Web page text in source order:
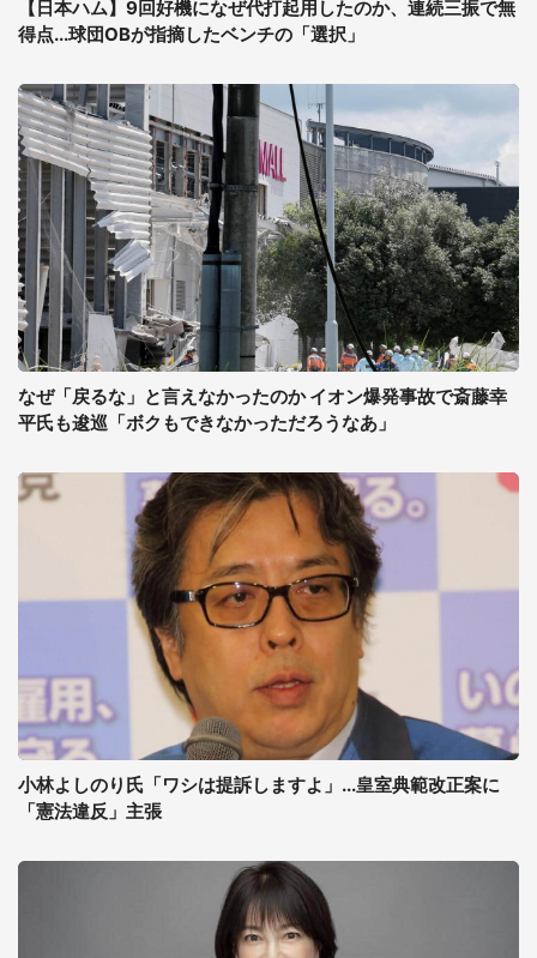
【日本ハム】9回好機になぜ代打起用したのか、連続三振で無
得点...球団OBが指摘したベンチの「選択」
なぜ「戻るな」と言えなかったのか イオン爆発事故で斎藤幸
平氏も逡巡「ボクもできなかっただろうなあ」
小林よしのり氏「ワシは提訴しますよ」...皇室典範改正案に
「憲法違反」主張